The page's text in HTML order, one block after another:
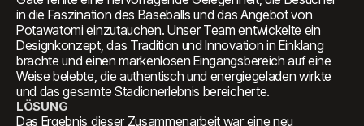
in die Faszination des Baseballs und das Angebot von
Potawatomi einzutauchen. Unser Team entwickelte ein
Designkonzept, das Tradition und Innovation in Einklang
brachte und einen markenlosen Eingangsbereich auf eine
Weise belebte, die authentisch und energiegeladen wirkte
und das gesamte Stadionerlebnis bereicherte.
LÖSUNG
Das Ergebnis dieser Zusammenarbeit war eine neu